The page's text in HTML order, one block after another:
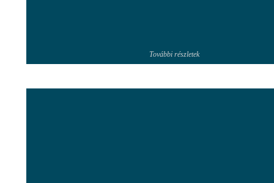
További részletek